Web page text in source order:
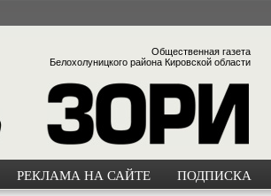
Общественная газета
Белохолуницкого района Кировской области
РЕКЛАМА НА САЙТЕ ПОДПИСКА